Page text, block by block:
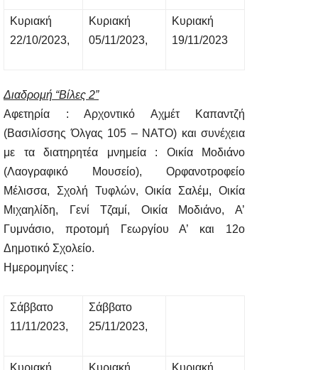
Κυριακή
22/10/2023,
Κυριακή
05/11/2023,
Κυριακή
19/11/2023
Διαδρομή “Βίλες 2”
Αφετηρία : Αρχοντικό Αχμέτ Καπαντζή
(Βασιλίσσης Όλγας 105 – ΝΑΤΟ) και συνέχεια
με τα διατηρητέα μνημεία : Οικία Μοδιάνο
(Λαογραφικό Μουσείο), Ορφανοτροφείο
Μέλισσα, Σχολή Τυφλών, Οικία Σαλέμ, Οικία
Μιχαηλίδη, Γενί Τζαμί, Οικία Μοδιάνο, Α’
Γυμνάσιο, προτομή Γεωργίου Α’ και 12ο
Δημοτικό Σχολείο.
Ημερομηνίες :
Σάββατο
11/11/2023,
Σάββατο
25/11/2023,
Κυριακή
Κυριακή
Κυριακή